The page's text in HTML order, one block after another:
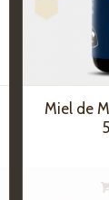
Miel de